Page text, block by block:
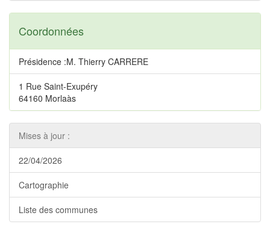
Coordonnées
Présidence :M. Thierry CARRERE
1 Rue Saint-Exupéry
64160 Morlaàs
Mises à jour :
22/04/2026
Cartographie
Liste des communes